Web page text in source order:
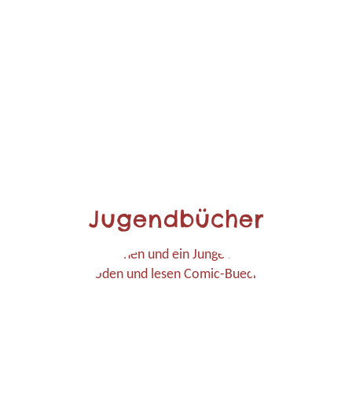
Jugendbücher